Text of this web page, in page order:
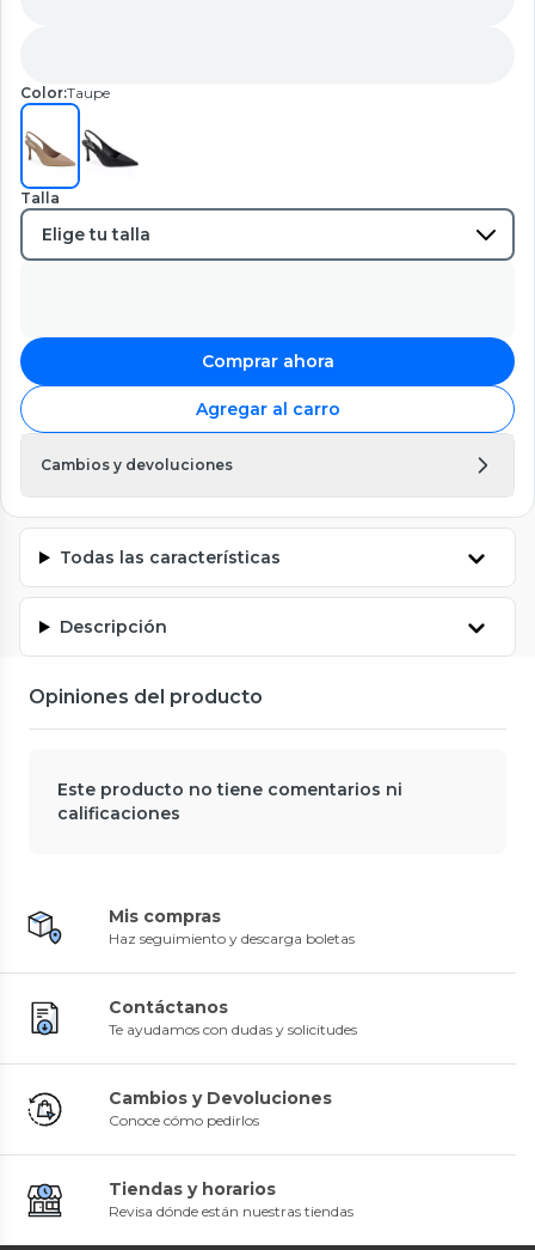
Color:Taupe
Talla
Comprar ahora
Agregar al carro
Cambios y devoluciones
Todas las características
Descripción
Opiniones del producto
Este producto no tiene comentarios ni
calificaciones
Mis compras
Haz seguimiento y descarga boletas
Contáctanos
Te ayudamos con dudas y solicitudes
Cambios y Devoluciones
Conoce cómo pedirlos
Tiendas y horarios
Revisa dónde están nuestras tiendas